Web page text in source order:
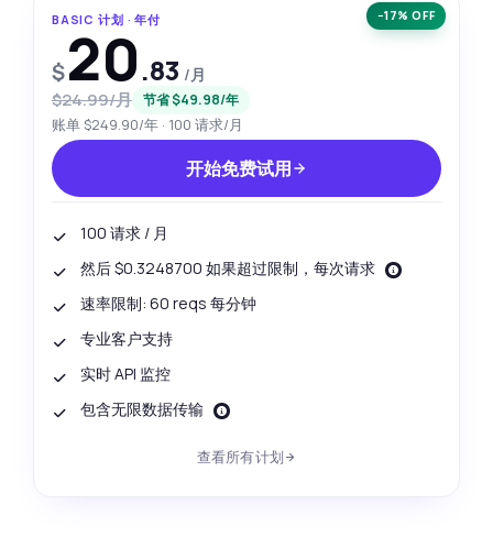
−17% OFF
BASIC 计划 · 年付
$20.83 /月
$24.99/月 节省 $49.98/年
账单 $249.90/年 · 100 请求/月
开始免费试用
100 请求 / 月
然后 $0.3248700 如果超过限制，每次请求
速率限制: 60 reqs 每分钟
专业客户支持
实时 API 监控
包含无限数据传输
查看所有计划